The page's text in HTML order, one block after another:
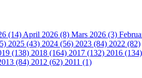
(14) April 2026 (8) Mars 2026 (3)
2025 (43) 2024 (56) 2023 (84) 2022 (82)
(138) 2018 (164) 2017 (132) 2016 (134)
(84) 2012 (62) 2011 (1)